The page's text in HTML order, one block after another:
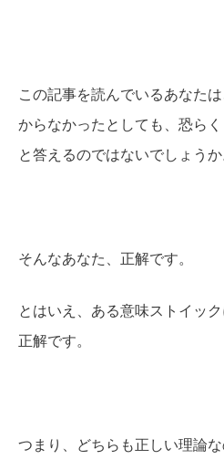
この記事を読んでいるあなた
からなかったとしても、恐ら
と答えるのではないでしょうか
そんなあなた、正解です。
とはいえ、ある意味ストイッ
正解です。
つまり、どちらも正しい理論な